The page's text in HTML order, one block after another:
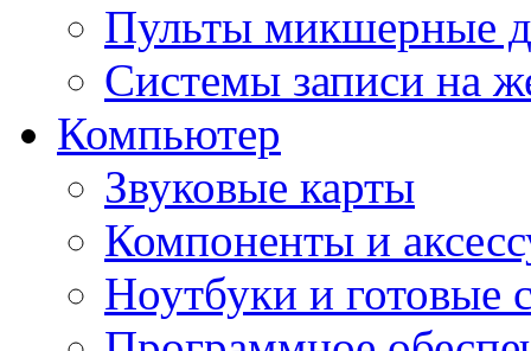
Пульты микшерные
Системы записи на
Компьютер
Звуковые карты
Компоненты и
Ноутбуки и готовые